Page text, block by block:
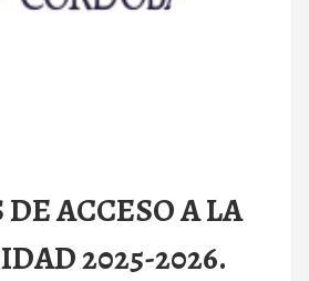
ACCESO A LA
2025-2026.